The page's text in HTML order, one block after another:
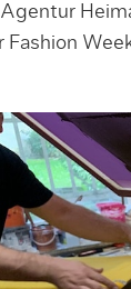
Agentur
Fashion